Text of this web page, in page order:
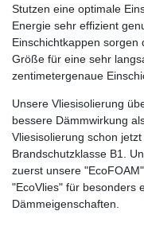
Stutzen eine optimale
Energie sehr effizient
Einschichtkappen sorgen
Größe für eine sehr
zentimetergenaue
Unsere Vliesisolierung
bessere Dämmwirkung
Vliesisolierung schon
Brandschutzklasse B1.
zuerst unsere
"EcoVlies" für besonders
Dämmeigenschaften.